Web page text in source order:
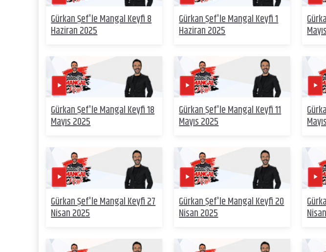
Gürkan Şef'le Mangal Keyfi 8
Haziran 2025
Gürkan Şef'le Mangal Keyfi 1
Haziran 2025
Gürkan Şef'le Mangal Keyfi 18
Mayıs 2025
Gürkan Şef'le Mangal Keyfi 11
Mayıs 2025
Gürkan Şef'le Mangal Keyfi 27
Nisan 2025
Gürkan Şef'le Mangal Keyfi 20
Nisan 2025